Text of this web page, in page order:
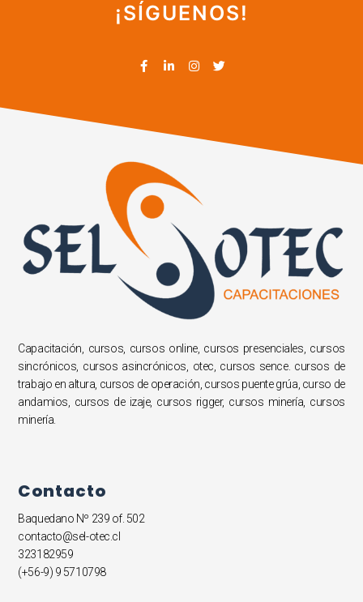
¡SÍGUENOS!
Capacitación, cursos, cursos online, cursos presenciales, cursos
sincrónicos, cursos asincrónicos, otec, cursos sence. cursos de
trabajo en altura, cursos de operación, cursos puente grúa, curso de
andamios, cursos de izaje, cursos rigger, cursos minería, cursos
minería.
Contacto
Baquedano Nº 239 of. 502
contacto@sel-otec.cl
323182959
(+56-9) 9 5710798